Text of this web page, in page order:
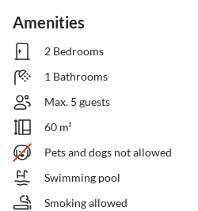
Amenities
2 Bedrooms
1 Bathrooms
Max. 5 guests
60 m²
Pets and dogs not allowed
Swimming pool
Smoking allowed